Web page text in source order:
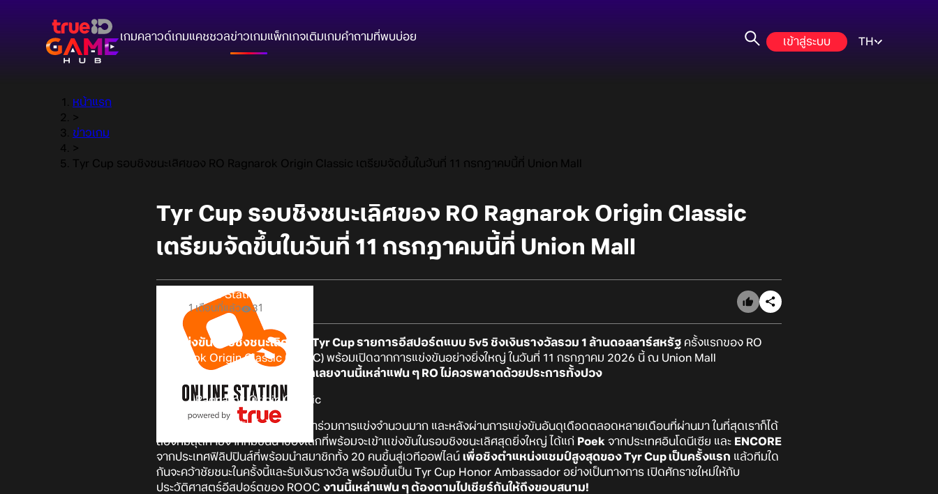
เกมคลาวด์เกมแคชชวลข่าวเกมแพ็กเกจเติมเกมคำถามที่พบบ่อย เข้าสู่ระบบ TH
หน้าแรก
>
ข่าวเกม
>
Tyr Cup รอบชิงชนะเลิศของ RO Ragnarok Origin Classic เตรียมจัดขึ้นในวันที่ 11 กรกฎาคมนี้ที่ Union Mall
Tyr Cup รอบชิงชนะเลิศของ RO Ragnarok Origin Classic
เตรียมจัดขึ้นในวันที่ 11 กรกฎาคมนี้ที่ Union Mall
Online Station
1 เดือนที่แล้ว 31
การแข่งขันรอบชิงชนะเลิศของ Tyr Cup รายการอีสปอร์ตแบบ 5v5 ชิงเงินรางวัลรวม 1 ล้านดอลลาร์สหรัฐ ครั้งแรกของ RO
Ragnarok Origin Classic (ROOC) พร้อมเปิดฉากการแข่งขันอย่างยิ่งใหญ่ ในวันที่ 11 กรกฎาคม 2026 นี้ ณ Union Mall
กรุงเทพมหานคร ประเทศไทย
บอกเลยงานนี้เหล่าแฟน ๆ RO ไม่ควรพลาดด้วยประการทั้งปวง
จากเหล่านักผจญภัยทั่วโลกที่ได้เข้าร่วมการแข่งจำนวนมาก และหลังผ่านการแข่งขันอันดุเดือดตลอดหลายเดือนที่ผ่านมา ในที่สุดเราก็ได้
สองทีมสุดท้ายจากทีมชั้นนำของโลกที่พร้อมจะเข้าเเข่งขันในรอบชิงชนะเลิศสุดยิ่งใหญ่ ได้แก่ Poek จากประเทศอินโดนีเซีย และ ENCORE
จากประเทศฟิลิปปินส์ที่พร้อมนำสมาชิกทั้ง 20 คนขึ้นสู่เวทีออฟไลน์ เพื่อชิงตำแหน่งแชมป์สูงสุดของ Tyr Cup เป็นครั้งแรก แล้วทีมใด
กันจะคว้าชัยชนะในครั้งนี้และรับเงินรางวัล พร้อมขึ้นเป็น Tyr Cup Honor Ambassador อย่างเป็นทางการ เปิดศักราชใหม่ให้กับ
ประวัติศาสตร์อีสปอร์ตของ ROOC งานนี้เหล่าแฟน ๆ ต้องตามไปเชียร์กันให้ถึงขอบสนาม!